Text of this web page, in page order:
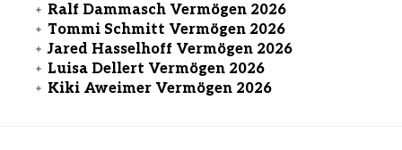
Ralf Dammasch Vermögen 2026
Tommi Schmitt Vermögen 2026
Jared Hasselhoff Vermögen 2026
Luisa Dellert Vermögen 2026
Kiki Aweimer Vermögen 2026